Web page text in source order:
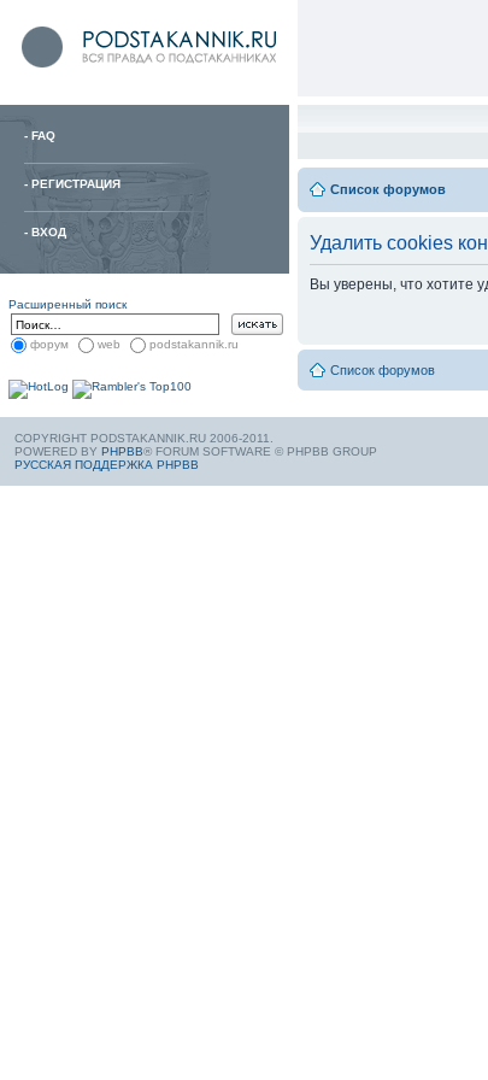
- FAQ
- РЕГИСТРАЦИЯ
- ВХОД
Расширенный поиск
форум web podstakannik.ru
Список форумов
Удалить cookies
Вы уверены, что хотите
Список форумов
COPYRIGHT PODSTAKANNIK.RU 2006-2011.
POWERED BY PHPBB® FORUM SOFTWARE © PHPBB GROUP
РУССКАЯ ПОДДЕРЖКА PHPBB